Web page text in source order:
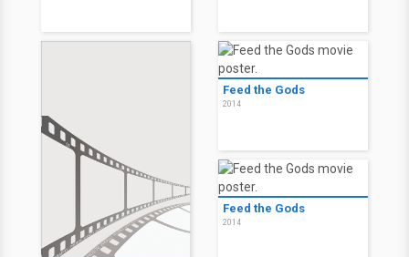
Feed the Gods
2014
Feed the Gods
2014